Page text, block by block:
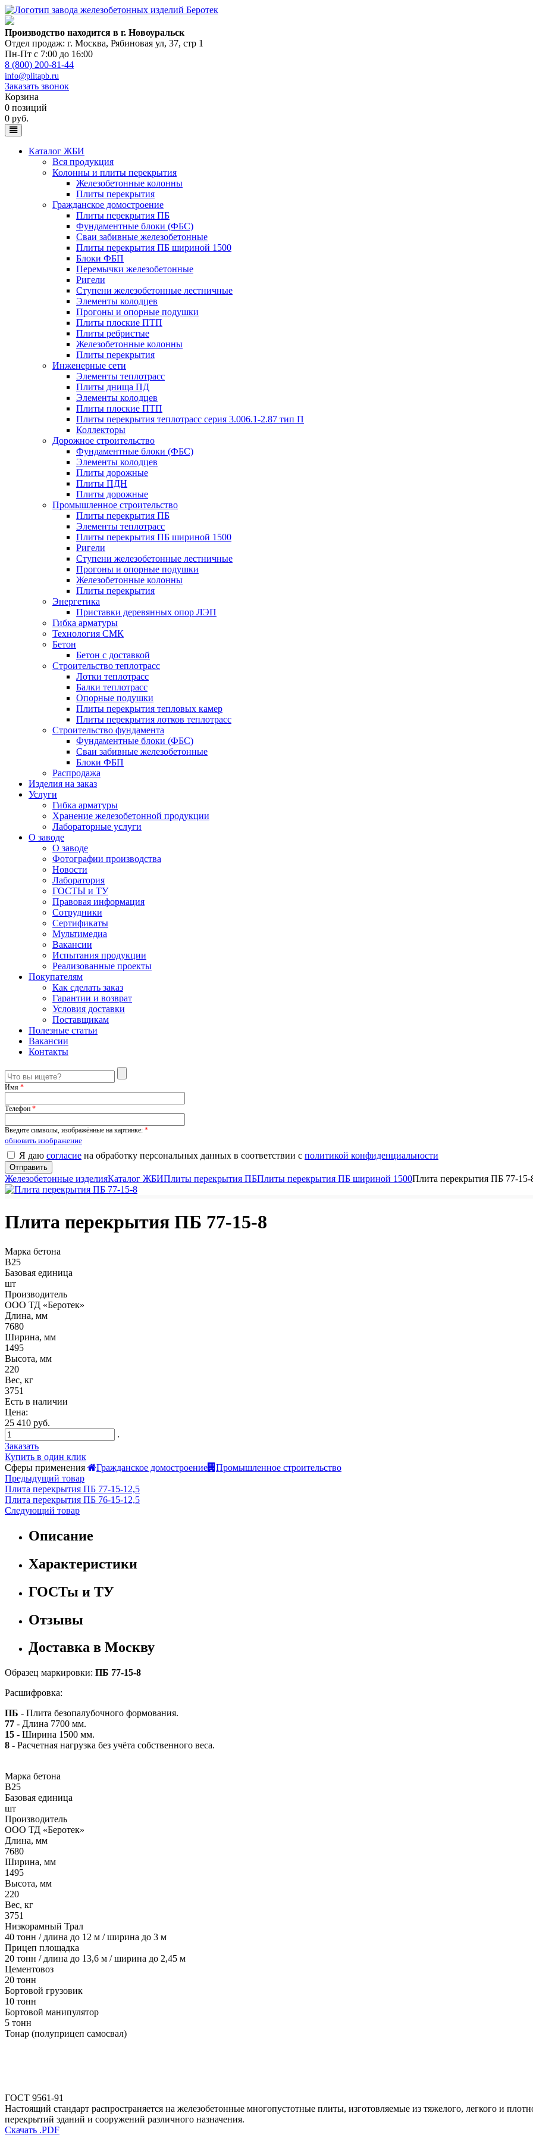
Производство находится в г. Новоуральск
Отдел продаж: г. Москва, Рябиновая ул, 37, стр 1
Пн-Пт с 7:00 до 16:00
8 (800) 200-81-44
info@plitapb.ru
Заказать звонок
Корзина
0 позиций
0 руб.
Каталог ЖБИ
Вся продукция
Колонны и плиты перекрытия
Железобетонные колонны
Плиты перекрытия
Гражданское домостроение
Плиты перекрытия ПБ
Фундаментные блоки (ФБС)
Сваи забивные железобетонные
Плиты перекрытия ПБ шириной 1500
Блоки ФБП
Перемычки железобетонные
Ригели
Ступени железобетонные лестничные
Элементы колодцев
Прогоны и опорные подушки
Плиты плоские ПТП
Плиты ребристые
Железобетонные колонны
Плиты перекрытия
Инженерные сети
Элементы теплотрасс
Плиты днища ПД
Элементы колодцев
Плиты плоские ПТП
Плиты перекрытия теплотрасс серия 3.006.1-2.87 тип П
Коллекторы
Дорожное строительство
Фундаментные блоки (ФБС)
Элементы колодцев
Плиты дорожные
Плиты ПДН
Плиты дорожные
Промышленное строительство
Плиты перекрытия ПБ
Элементы теплотрасс
Плиты перекрытия ПБ шириной 1500
Ригели
Ступени железобетонные лестничные
Прогоны и опорные подушки
Железобетонные колонны
Плиты перекрытия
Энергетика
Приставки деревянных опор ЛЭП
Гибка арматуры
Технология СМК
Бетон
Бетон с доставкой
Строительство теплотрасс
Лотки теплотрасс
Балки теплотрасс
Опорные подушки
Плиты перекрытия тепловых камер
Плиты перекрытия лотков теплотрасс
Строительство фундамента
Фундаментные блоки (ФБС)
Сваи забивные железобетонные
Блоки ФБП
Распродажа
Изделия на заказ
Услуги
Гибка арматуры
Хранение железобетонной продукции
Лабораторные услуги
О заводе
О заводе
Фотографии производства
Новости
Лаборатория
ГОСТЫ и ТУ
Правовая информация
Сотрудники
Сертификаты
Мультимедиа
Вакансии
Испытания продукции
Реализованные проекты
Покупателям
Как сделать заказ
Гарантии и возврат
Условия доставки
Поставщикам
Полезные статьи
Вакансии
Контакты
Имя *
Телефон *
Введите символы, изображённые на картинке: *
обновить изображение
Я даю согласие на обработку персональных данных в соответствии с политикой конфиденциальности
Железобетонные изделияКаталог ЖБИПлиты перекрытия ПБПлиты перекрытия ПБ шириной 1500Плита перекрытия ПБ 77-15-
Плита перекрытия ПБ 77-15-8
Марка бетона
B25
Базовая единица
шт
Производитель
ООО ТД «Беротек»
Длина, мм
7680
Ширина, мм
1495
Высота, мм
220
Вес, кг
3751
Есть в наличии
Цена:
25 410 руб.
.
Заказать
Купить в один клик
Сферы применения
Гражданское домостроение
Промышленное строительство
Предыдущий товар
Плита перекрытия ПБ 77-15-12,5
Плита перекрытия ПБ 76-15-12,5
Следующий товар
Описание
Характеристики
ГОСТы и ТУ
Отзывы
Доставка в Москву
Образец маркировки: ПБ 77-15-8
Расшифровка:
ПБ - Плита безопалубочного формования.
77 - Длина 7700 мм.
15 - Ширина 1500 мм.
8 - Расчетная нагрузка без учёта собственного веса.
Марка бетона
B25
Базовая единица
шт
Производитель
ООО ТД «Беротек»
Длина, мм
7680
Ширина, мм
1495
Высота, мм
220
Вес, кг
3751
Низкорамный Трал
40 тонн / длина до 12 м / ширина до 3 м
Прицеп площадка
20 тонн / длина до 13,6 м / ширина до 2,45 м
Цементовоз
20 тонн
Бортовой грузовик
10 тонн
Бортовой манипулятор
5 тонн
Тонар (полуприцеп самосвал)
ГОСТ 9561-91
Настоящий стандарт распространяется на железобетонные многопустотные плиты, изготовляемые из тяжелого, легкого и
перекрытий зданий и сооружений различного назначения.
Скачать .PDF